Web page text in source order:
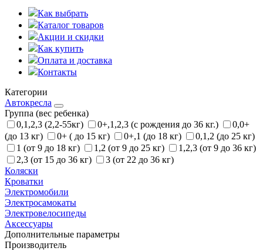
Как выбрать
Каталог товаров
Акции и скидки
Как купить
Оплата и доставка
Контакты
Категории
Автокресла
Группа (вес ребенка)
0,1,2,3 (2,2-55кг)
0+,1,2,3 (с рождения до 36 кг.)
0,0+
(до 13 кг)
0+ ( до 15 кг) 0+,1 (до 18 кг)
0,1,2 (до 25 кг)
1 (от 9 до 18 кг)
1,2 (от 9 до 25 кг)
1,2,3 (от 9 до 36 кг)
2,3 (от 15 до 36 кг)
3 (от 22 до 36 кг)
Коляски
Кроватки
Электромобили
Электросамокаты
Электровелосипеды
Аксессуары
Дополнительные параметры
Производитель